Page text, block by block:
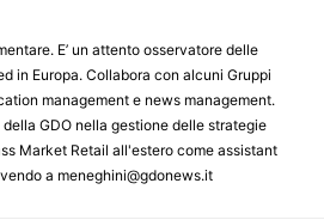
E’ un attento osservatore delle
in Europa. Collabora con alcuni Gruppi
management e news management.
GDO nella gestione delle strategie
Market Retail all'estero come assistant
a meneghini@gdonews.it